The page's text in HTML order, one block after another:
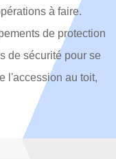
à faire.
de protection
de sécurité pour se
l'accession au toit,